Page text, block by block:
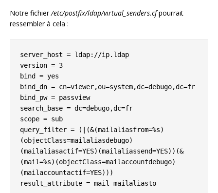
Notre fichier/etc/postfix/ldap/virtual_senders.cfpourrait
ressembler à cela :
server_host = ldap://ip.ldap
version = 3
bind = yes
bind_dn = cn=viewer,ou=system,dc=debugo,dc=fr
bind_pw = passview
search_base = dc=debugo,dc=fr
scope = sub
query_filter = (|(&(mailaliasfrom=%s)
(objectClass=mailaliasdebugo)
(mailaliasactif=YES)(mailaliassend=YES))(&
(mail=%s)(objectClass=mailaccountdebugo)
(mailaccountactif=YES)))
result_attribute = mail mailaliasto